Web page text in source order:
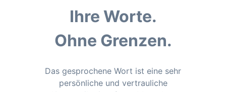
Ihre Worte.
Ohne Grenzen.
Das gesprochene Wort ist eine sehr
persönliche und vertrauliche